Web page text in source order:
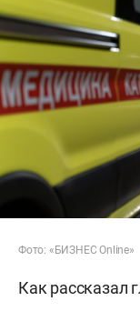
Фото: «БИЗНЕС Online»
Как рассказал